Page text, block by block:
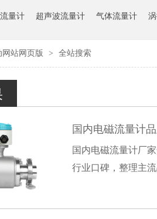
量计 超声波流量计 气体流量计
网站网页版 > 全站搜索
国内电磁流量计
国内电磁流量计厂
行业口碑，整理主